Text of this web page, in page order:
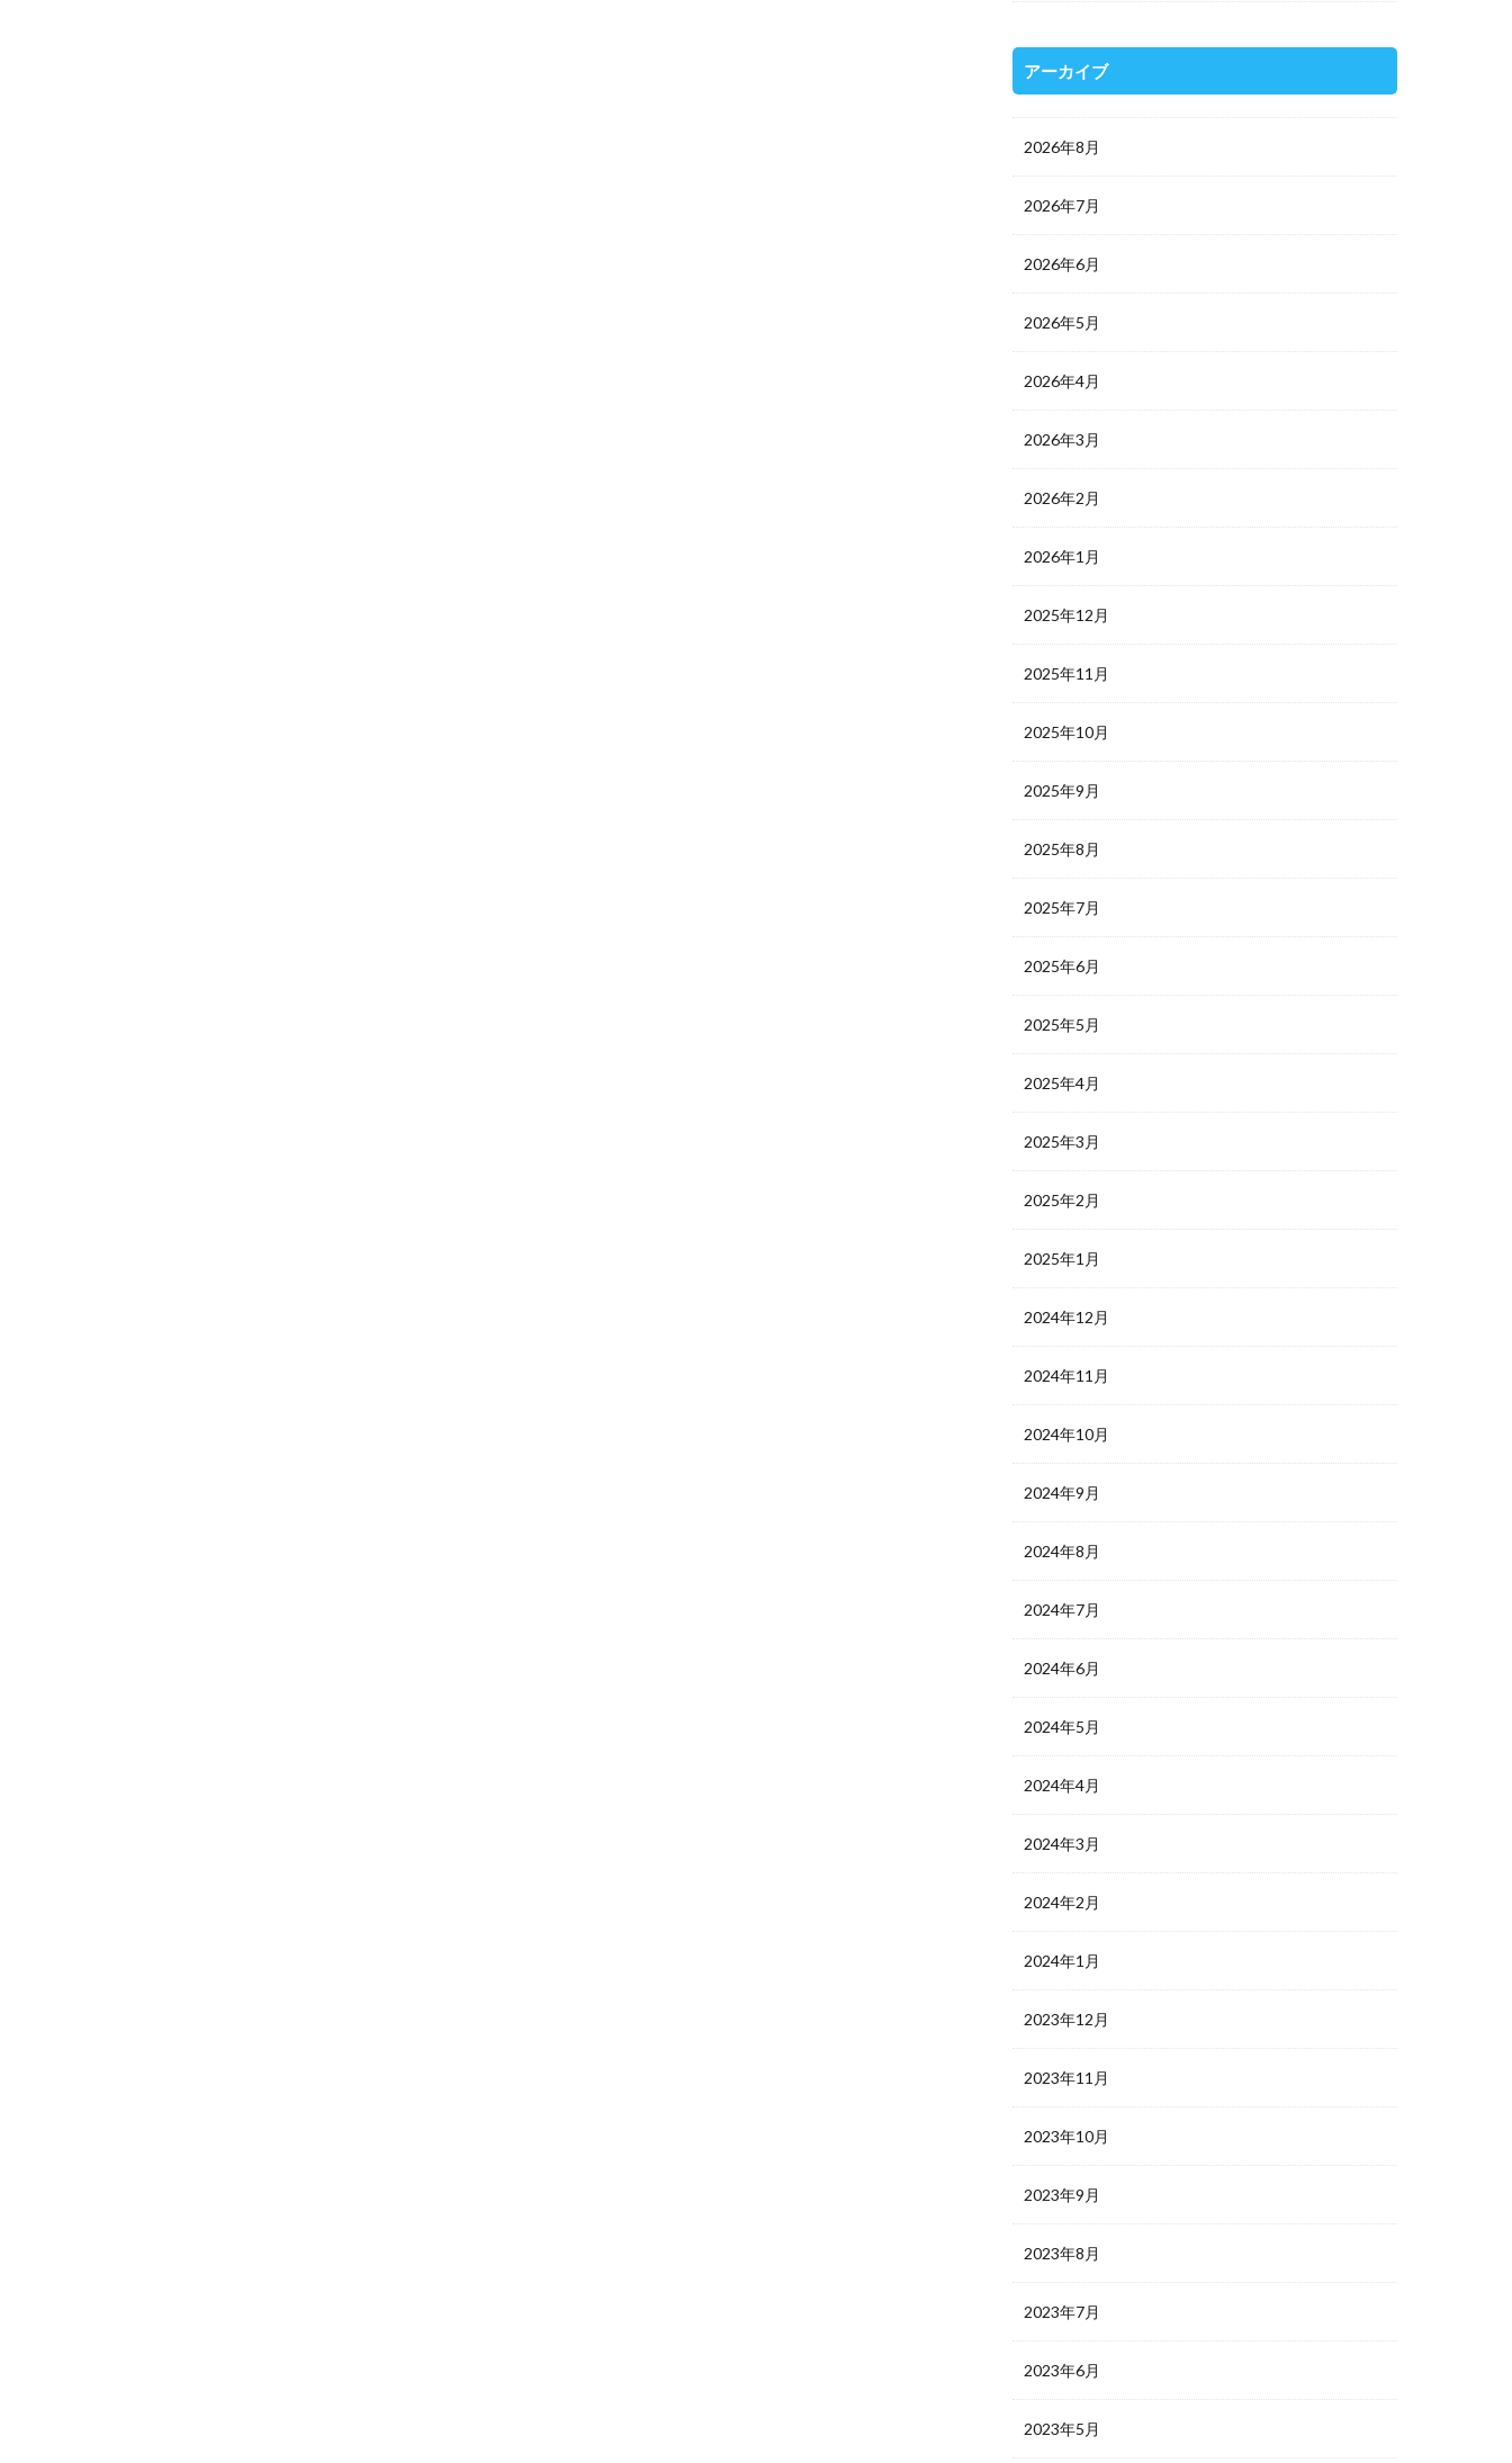
アーカイブ
2026年8月
2026年7月
2026年6月
2026年5月
2026年4月
2026年3月
2026年2月
2026年1月
2025年12月
2025年11月
2025年10月
2025年9月
2025年8月
2025年7月
2025年6月
2025年5月
2025年4月
2025年3月
2025年2月
2025年1月
2024年12月
2024年11月
2024年10月
2024年9月
2024年8月
2024年7月
2024年6月
2024年5月
2024年4月
2024年3月
2024年2月
2024年1月
2023年12月
2023年11月
2023年10月
2023年9月
2023年8月
2023年7月
2023年6月
2023年5月